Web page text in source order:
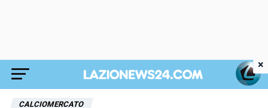
CALCIOMERCATO
×